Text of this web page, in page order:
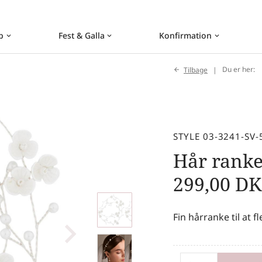
keyboard_arrow_down Fest & Galla keyboard_arrow_down Konfirmation keyboard_arrow_down
Tilbage Du er her:
STYLE 03-3241-
Hår
299,00
Fin hårranke til at